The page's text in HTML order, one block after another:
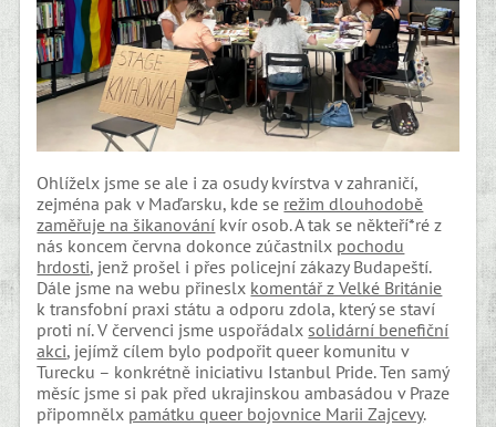
Ohlíželx jsme se ale i za osudy kvírstva v zahraničí,
zejména pak v Maďarsku, kde se režim dlouhodobě
zaměřuje na šikanování kvír osob. A tak se někteří*ré z
nás koncem června dokonce zúčastnilx pochodu
hrdosti, jenž prošel i přes policejní zákazy Budapeští.
Dále jsme na webu přineslx komentář z Velké Británie
k transfobní praxi státu a odporu zdola, který se staví
proti ní. V červenci jsme uspořádalxsolidární benefiční
akci, jejímž cílem bylo podpořit queer komunitu v
Turecku – konkrétně iniciativu Istanbul Pride. Ten samý
měsíc jsme si pak před ukrajinskou ambasádou v Praze
připomnělx památku queer bojovnice Marii Zajcevy.